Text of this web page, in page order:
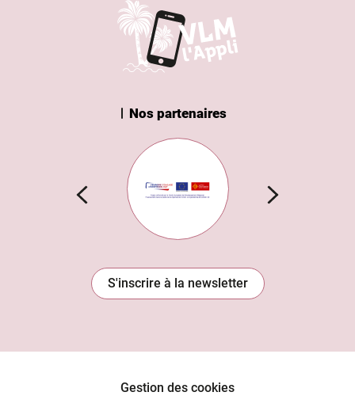
Nos partenaires
Subvention européenne
S'inscrire à la newsletter
Gestion des cookies